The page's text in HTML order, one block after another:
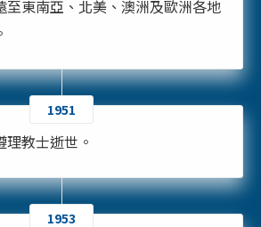
至東南亞、北美、澳洲及歐洲各地
1951
教士逝世。
1953